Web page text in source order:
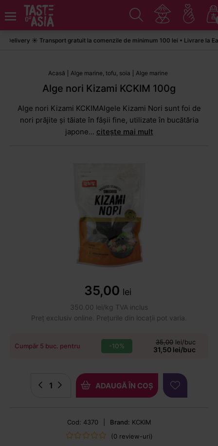
☀️ Transport gratuit la comenzile de minimum 100 lei • Livrare la
Acasă Alge marine, tofu, soia Alge marine
Alge nori Kizami KCKIM 100g
Alge nori Kizami KCKIMAlgele Kizami Nori sunt foi de
nori prăjite și tăiate în fâșii fine, utilizate în bucătăria
japone... citește mai mult
35,00 lei
350.00 lei/kg TVA inclus
Preț exclusiv online. Prețurile din locații pot varia.
Cumpăr 5 buc. pentru -10% 35,00lei/buc
31,50 lei/buc
ADAUGĂ ÎN COȘ
Cod: 4370 Brand: KCKIM
(0 review-uri)